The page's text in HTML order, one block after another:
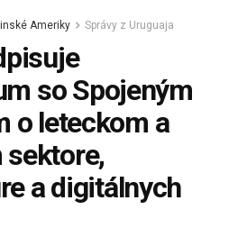
Ameriky Správy z Uruguaja
so Spojeným
o leteckom a
a digitálnych